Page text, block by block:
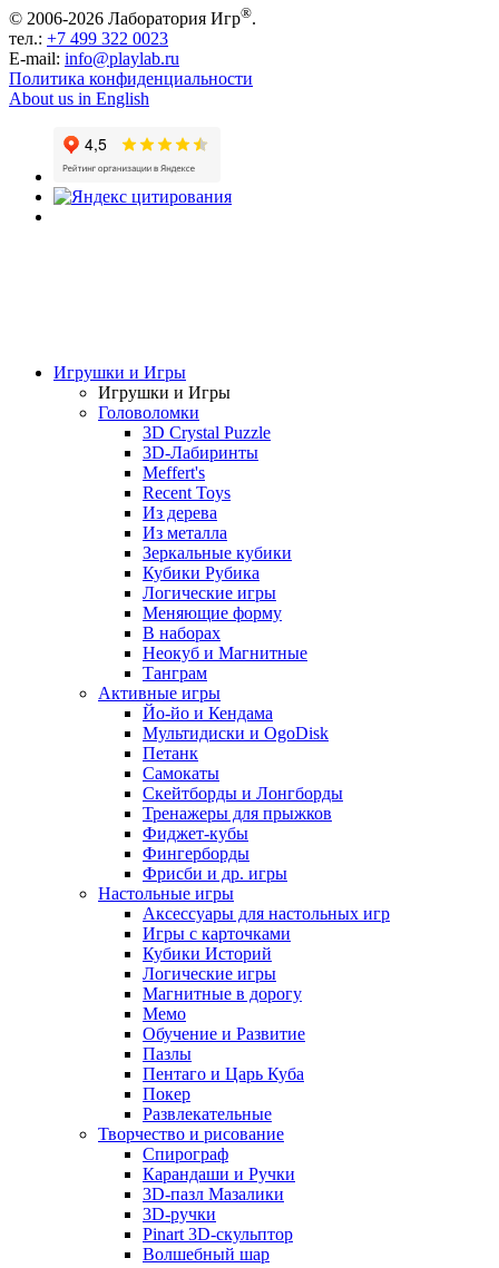
© 2006-2026 Лаборатория Игр®.
тел.: +7 499 322 0023
E-mail: info@playlab.ru
Политика конфиденциальности
About us in English
Игрушки и Игры
Игрушки и Игры
Головоломки
3D Crystal Puzzle
3D-Лабиринты
Meffert's
Recent Toys
Из дерева
Из металла
Зеркальные кубики
Кубики Рубика
Логические игры
Меняющие форму
В наборах
Неокуб и Магнитные
Танграм
Активные игры
Йо-йо и Кендама
Мультидиски и OgoDisk
Петанк
Самокаты
Скейтборды и Лонгборды
Тренажеры для прыжков
Фиджет-кубы
Фингерборды
Фрисби и др. игры
Настольные игры
Аксессуары для настольных игр
Игры с карточками
Кубики Историй
Логические игры
Магнитные в дорогу
Мемо
Обучение и Развитие
Пазлы
Пентаго и Царь Куба
Покер
Развлекательные
Творчество и рисование
Спирограф
Карандаши и Ручки
3D-пазл Мазалики
3D-ручки
Pinart 3D-скульптор
Волшебный шар